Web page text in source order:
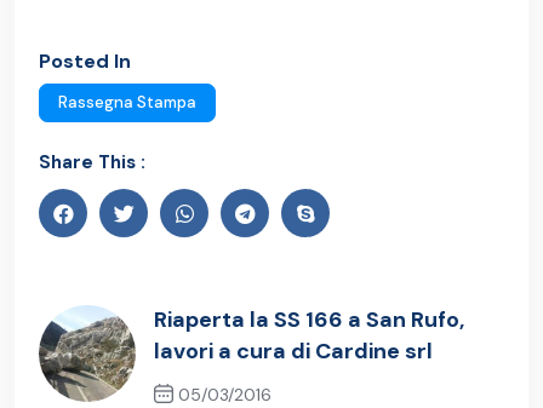
Posted In
Rassegna Stampa
Share This :
Riaperta la SS 166 a San Rufo,
lavori a cura di Cardine srl
05/03/2016